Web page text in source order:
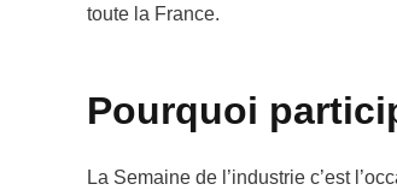
toute la France.
Pourquoi
La Semaine de l’industrie c’est